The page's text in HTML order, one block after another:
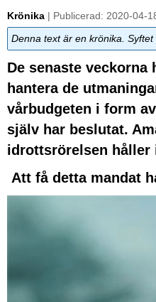
Krönika | Publicerad: 2020-04-
Denna text är en krönika.
De senaste
hantera de
vårbudgeten i form
själv har beslutat.
idrottsrörelsen håller
Att få detta mandat